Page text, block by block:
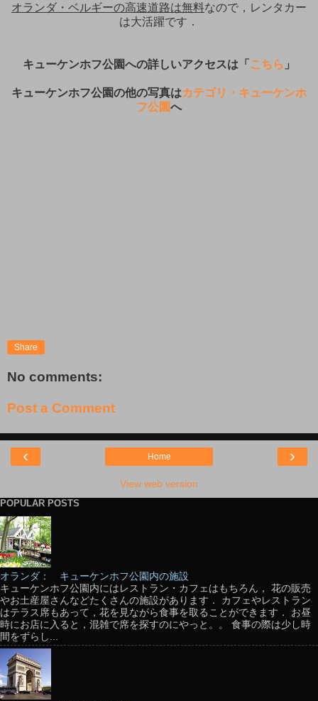
オランダ・ベルギーの高速道路は無料なので，レンタカー
は大活躍です．
キューケンホフ公園への詳しいアクセスは「 こちら 」
キューケンホフ公園の他の写真はカテゴリ・キューケンホ
フ公園へ
Share
No comments:
Post a Comment
‹ ›
Home
View web version
POPULAR POSTS
オランダ： キューケンホフ公園内の施設
キューケンホフ公園内にはレストラン・カフェはもちろん， 花の販売
やお土産屋さんなどたくさんの施設があります． カフェやレストラン
はテラス席もあって，花を見ながら食事を取ることができます． お昼
時にお店に入ると，混雑で席を探すのにやっと。。 食事の際は少し時
間をずらし...